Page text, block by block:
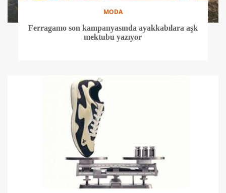
MODA
Ferragamo son kampanyasında ayakkabılara aşk
mektubu yazıyor